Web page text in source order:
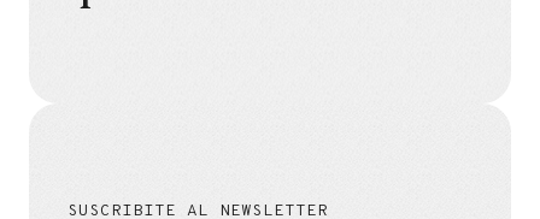
SUSCRIBITE AL NEWSLETTER